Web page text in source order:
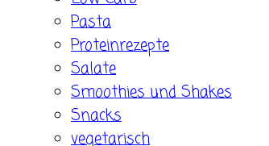
Pasta
Proteinrezepte
Salate
Smoothies und Shakes
Snacks
vegetarisch